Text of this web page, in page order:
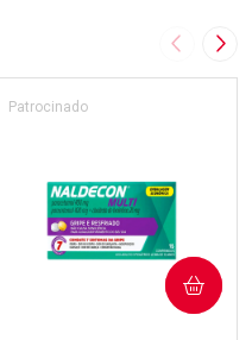
Imagem
Patrocinado
COMPRAR